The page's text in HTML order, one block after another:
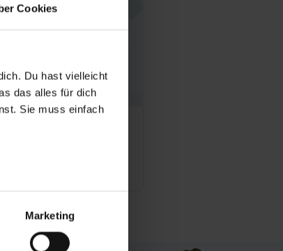
Cookies
Du hast vielleicht
das alles für dich
Sie muss einfach
der
analysieren
Medien, Werbung
führen diese
Marketing